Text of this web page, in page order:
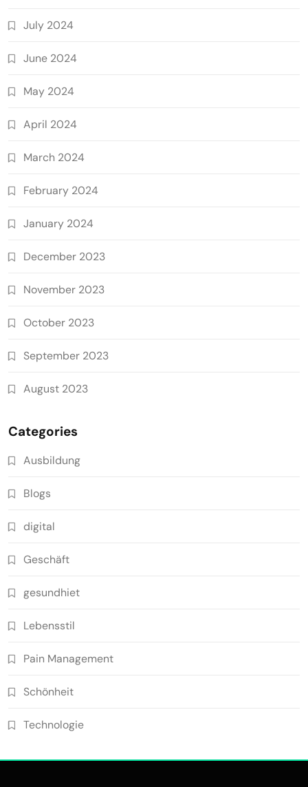
July 2024
June 2024
May 2024
April 2024
March 2024
February 2024
January 2024
December 2023
November 2023
October 2023
September 2023
August 2023
Categories
Ausbildung
Blogs
digital
Geschäft
gesundhiet
Lebensstil
Pain Management
Schönheit
Technologie